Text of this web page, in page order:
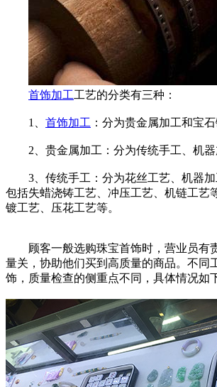
首饰加工工艺的分类有三种：
1、 首饰加工 ：分为贵金属加工和宝石
2、贵金属加工：分为传统手工、机器
3、传统手工：分为花丝工艺、机器加
包括失蜡浇铸工艺、冲压工艺、机链工艺
镀工艺、压花工艺等。
顾客一般选购珠宝首饰时，营业员有
量关，协助他们买到高质量的商品。不同
饰，质量检查的侧重点不同，具体情况如